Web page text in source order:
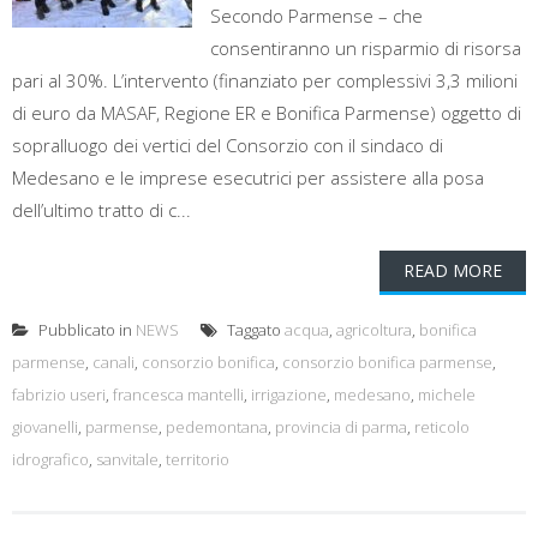
Secondo Parmense – che
consentiranno un risparmio di risorsa
pari al 30%. L’intervento (finanziato per complessivi 3,3 milioni
di euro da MASAF, Regione ER e Bonifica Parmense) oggetto di
sopralluogo dei vertici del Consorzio con il sindaco di
Medesano e le imprese esecutrici per assistere alla posa
dell’ultimo tratto di c...
READ MORE
Pubblicato in NEWS Taggato acqua, agricoltura, bonifica
parmense, canali, consorzio bonifica, consorzio bonifica parmense,
fabrizio useri, francesca mantelli, irrigazione, medesano, michele
giovanelli, parmense, pedemontana, provincia di parma, reticolo
idrografico, sanvitale, territorio